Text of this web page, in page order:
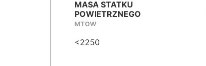
MASA STATKU
POWIETRZNEGO
MTOW
<2250